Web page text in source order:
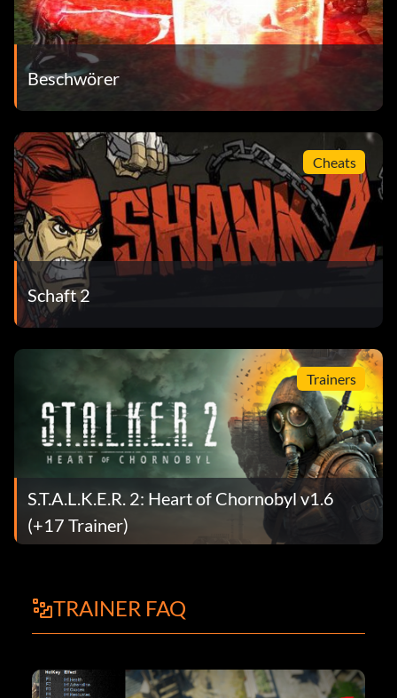
Beschwörer
Cheats
Schaft 2
Trainers
S.T.A.L.K.E.R. 2: Heart of Chornobyl v1.6
(+17 Trainer)
TRAINER FAQ